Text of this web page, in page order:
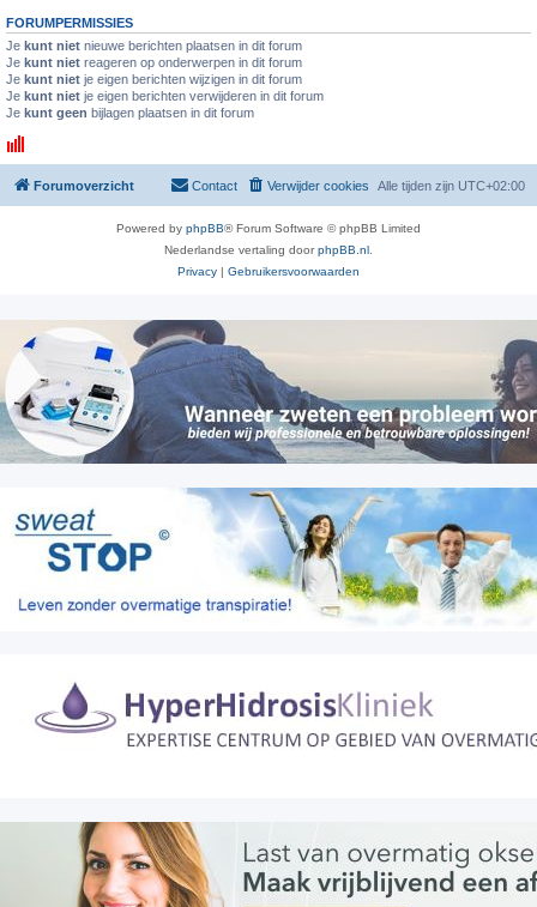
FORUMPERMISSIES
Je kunt niet nieuwe berichten plaatsen in dit forum
Je kunt niet reageren op onderwerpen in dit forum
Je kunt niet je eigen berichten wijzigen in dit forum
Je kunt niet je eigen berichten verwijderen in dit forum
Je kunt geen bijlagen plaatsen in dit forum
Forumoverzicht Alle tijden zijn UTC+02:00
Verwijder cookies
Contact
Powered by phpBB® Forum Software © phpBB Limited
Nederlandse vertaling doorphpBB.nl
Privacy | Gebruikersvoorwaarden